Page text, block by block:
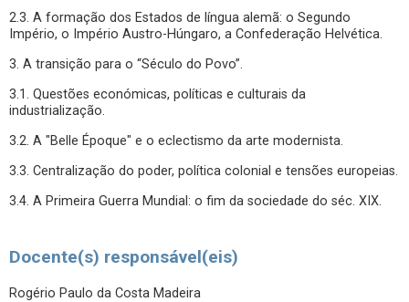
2.3. A formação dos Estados de língua alemã: o Segundo
Império, o Império Austro-Húngaro, a Confederação Helvética.
3. A transição para o “Século do Povo”.
3.1. Questões económicas, políticas e culturais da
industrialização.
3.2. A "Belle Époque" e o eclectismo da arte modernista.
3.3. Centralização do poder, política colonial e tensões europeias.
3.4. A Primeira Guerra Mundial: o fim da sociedade do séc. XIX.
Docente(s) responsável(eis)
Rogério Paulo da Costa Madeira